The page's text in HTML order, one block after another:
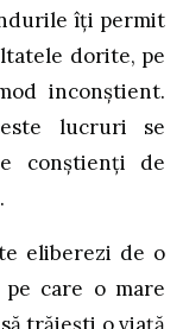
îți permit
dorite, pe
inconștient.
lucruri se
conștienți de
eliberezi de o
care o mare